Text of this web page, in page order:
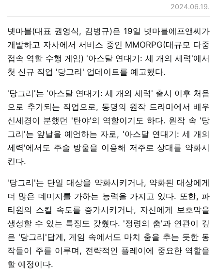
2024.06.19.
넷마블(대표 권영식, 김병규)은 19일 넷마블에프앤씨가
개발하고 자사에서 서비스 중인 MMORPG(대규모 다중
접속 역할 수행 게임) '아스달 연대기: 세 개의 세력'에서
첫 신규 직업 '당그리' 업데이트를 예고했다.
'당그리'는 '아스달 연대기: 세 개의 세력' 출시 이후 처음
으로 추가되는 직업으로, 동명의 원작 드라마에서 배우
신세경이 분했던 '탄야'의 역할이기도 하다. 원작 속 '당
그리'는 앞날을 예언하는 자로, '아스달 연대기: 세 개의
세력'에서도 주술 방울을 이용해 저주로 상대를 약화시
킨다.
'당그리'는 단일 대상을 약화시키거나, 약화된 대상에게
더 많은 데미지를 가하는 능력을 가지고 있다. 또한, 파
티원의 스킬 속도를 증가시키거나, 자신에게 보호막을
생성할 수 있는 특징도 갖췄다. '정령의 춤'과 연관이 깊
은 '당그리'답게, 게임 속에서도 마치 춤을 추는 듯한 동
작들이 주를 이루며, 전략적인 플레이에 중요한 역할을
할 예정이다.